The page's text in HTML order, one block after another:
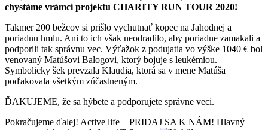
chystáme vrámci projektu CHARITY RUN TOUR 2020!
Takmer 200 bežcov si prišlo vychutnať kopec na Jahodnej a
poriadnu hmlu. Ani to ich však neodradilo, aby poriadne zamakali a
podporili tak správnu vec. Výťažok z podujatia vo výške 1040 € bol
venovaný Matúšovi Balogovi, ktorý bojuje s leukémiou.
Symbolicky šek prevzala Klaudia, ktorá sa v mene Matúša
poďakovala všetkým zúčastneným.
ĎAKUJEME, že sa hýbete a podporujete správne veci.
Pokračujeme ďalej! Active life – PRIDAJ SA K NÁM! Hlavný